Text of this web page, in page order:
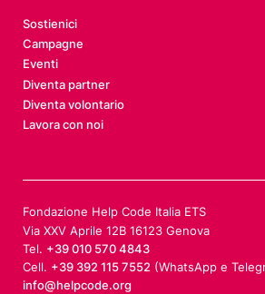
Sostienici
Campagne
Eventi
Diventa partner
Diventa volontario
Lavora con noi
Fondazione Help Code Italia ETS
Via XXV Aprile 12B 16123 Genova
Tel. +39 010 570 4843
Cell. +39 392 115 7552 (WhatsApp e
info@helpcode.org